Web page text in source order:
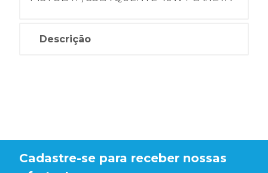
Descrição
Cadastre-se para receber nossas